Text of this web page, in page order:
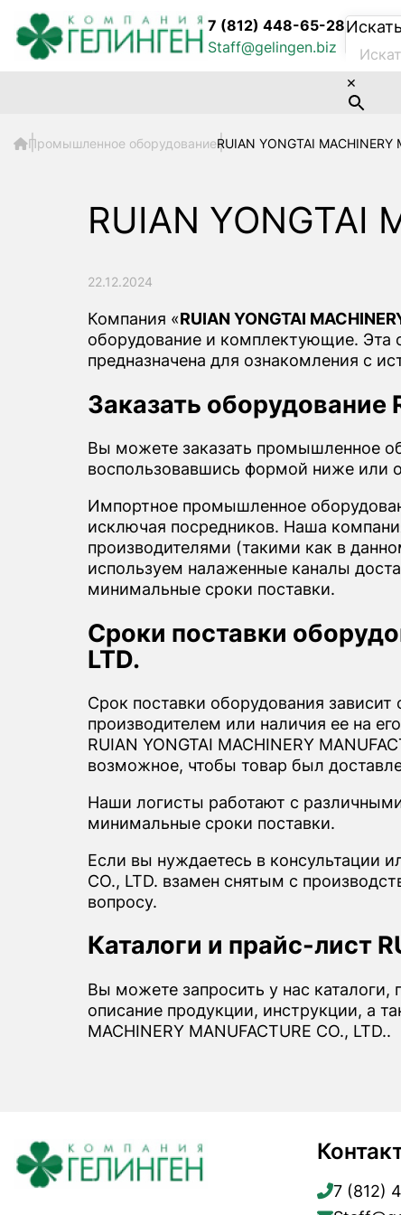
7 (812) 448-65-28
Staff@gelingen.biz
Искать
×
Промышленное оборудованиеRUIAN YONGTAI MACHINERY
RUIAN YONGTAI
22.12.2024
Компания «RUIAN YONGTAI
оборудование и комплектующие. Эта
предназначена для ознакомления с
Заказать оборудование
Вы можете заказать промышленное
воспользовавшись формой ниже или
Импортное промышленное
исключая посредников. Наша
производителями (такими как в
используем налаженные каналы
минимальные сроки поставки.
Сроки поставки
LTD.
Срок поставки оборудования
производителем или наличия ее на
RUIAN YONGTAI MACHINERY
возможное, чтобы товар был
Наши логисты работают с
минимальные сроки поставки.
Если вы нуждаетесь в консультации
CO., LTD. взамен снятым с
вопросу.
Каталоги и прайс-лист
Вы можете запросить у нас каталоги,
описание продукции, инструкции, а
MACHINERY MANUFACTURE CO., LTD..
7 (812)